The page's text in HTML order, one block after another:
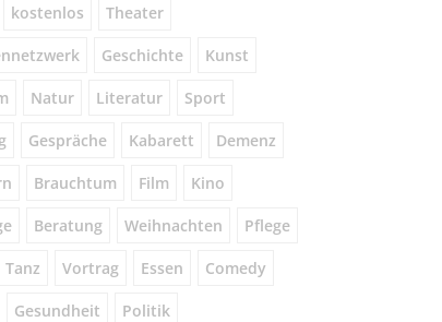
kostenlos Theater
Geschichte Kunst
Natur Literatur Sport
Gespräche Kabarett Demenz
Brauchtum Film Kino
Beratung Weihnachten Pflege
Tanz Vortrag Essen Comedy
Gesundheit Politik